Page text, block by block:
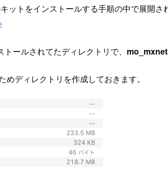
ットをインストールする手順の中で展開さ
トールされてたディレクトリで、
ディレクトリを作成しておきます。